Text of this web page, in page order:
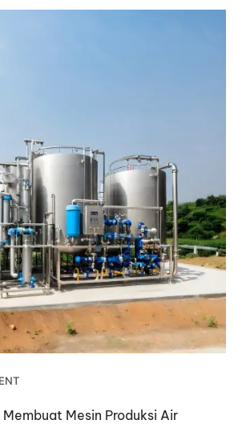
Mesin Produksi Air